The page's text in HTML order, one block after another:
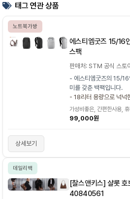
태그 연관 상품
노트북가방
에스티엠굿즈 15/16
스팩
판매처: STM 공식 스토
- 에스티엠굿즈의 15/16
미를 갖춘 백팩입니다.
- 18리터 용량으로 넉넉
가성비좋은, 간편한사용,
99,000원
상세보기
데일리백
[찰스앤키스] 샬롯
40840561